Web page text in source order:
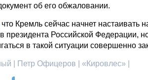
об его обжаловании.
что Кремль сейчас начнет настаивать
президента Российской Федерации,
в такой ситуации совершенно
| Петр Офицеров | «Кировлес» |